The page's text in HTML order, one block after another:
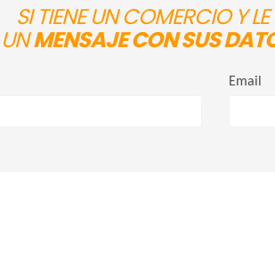
SI TIENE UN COMERCIO Y
MENSAJE CON SUS
Email